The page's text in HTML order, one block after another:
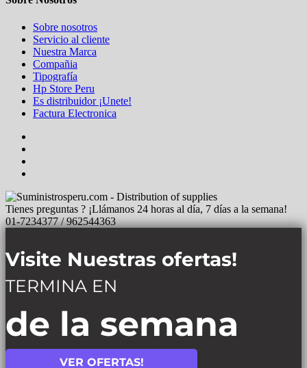
Sobre nosotros
Servicio al cliente
Nuestra Marca
Compañia
Tipografía
Hp Store Peru
Es distribuidor ¡Unete!
Factura Electronica
Tienes preguntas ? ¡Llámanos 24 horas al día, 7 días a la semana!
01-7234377 / 962544363
Visite Nuestras ofertas!
TERMINA EN
de la semana
VER OFERTAS!